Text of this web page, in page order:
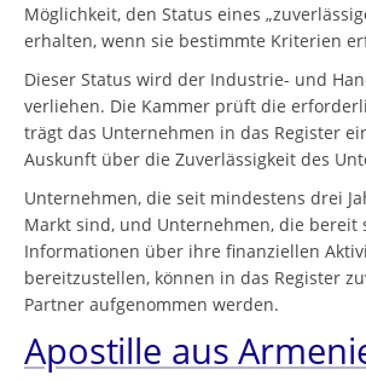
Möglichkeit, den Status eines
erhalten, wenn sie bestimmte Kriterien
Dieser Status wird der Industrie- und
verliehen. Die Kammer prüft die
trägt das Unternehmen in das Register
Auskunft über die Zuverlässigkeit des
Unternehmen, die seit mindestens drei
Markt sind, und Unternehmen, die bereit
Informationen über ihre finanziellen
bereitzustellen, können in das Register
Partner aufgenommen werden.
Apostille aus